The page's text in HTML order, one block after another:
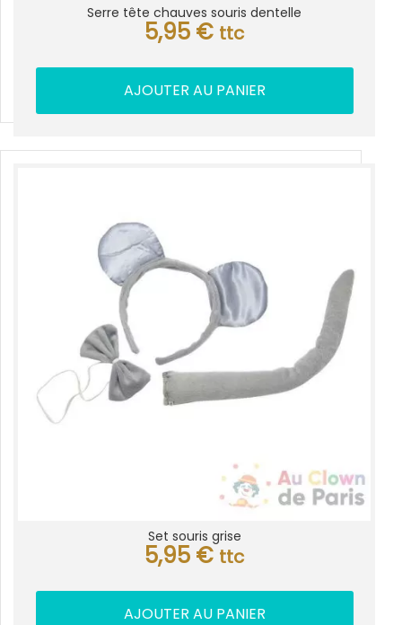
Serre tête chauves souris dentelle
5,95 € ttc
AJOUTER AU PANIER
Set souris grise
5,95 € ttc
AJOUTER AU PANIER